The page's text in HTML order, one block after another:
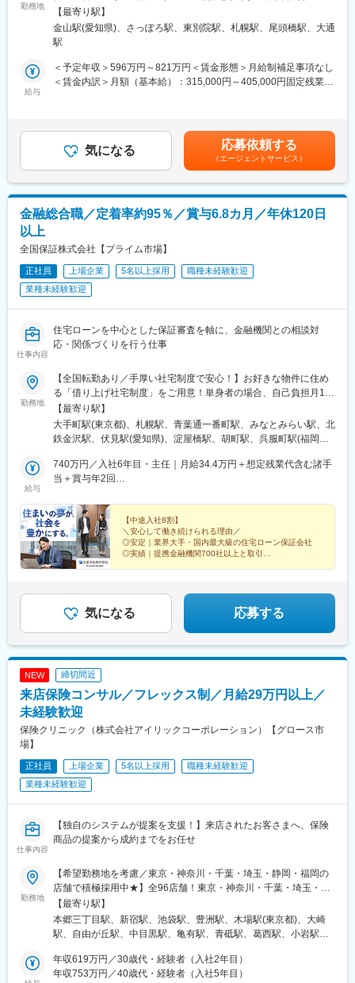
会議所等）の会員である企業経営者が抱える課題やリスクに対し
て、様々な経営支援サービスや保障を提供し、その解決の支援を
行っていただきます。営業管理職候補として、企業福利厚生プラ
ンナー（営業職員）のマネジメント業務を担当します。
■業務内容：
・企業福利厚生プランナー（営業職員）の採用や育成（研修・企
業への同行訪問等）
※面接にてご本人の適性を判断し、別の営業ポジションの選考をご
案内する可能性があります。
■業務の流れ（1日のスケジュール例）：
09:30 法人会会員企業訪問（営業職員提案同行募集）
11:00 提携団体事務局訪問（新入会会員の情報連携）
13:00 新人職員研修（新商品研修の講師）
16:00 新人職員のガイダンス（活動内容確認と訪問前準備指導）
18:00 退社
り、そのため商品に関する知識や税務・財務知識がなくても安心
してご入社いただき、異業種・異業界からの方も活躍しておりま
『プラチナくるみん』に認定や、ホワイト500に9年連続該当をは
じめ、育児休暇の取得はもちろん、抜群の就業環境のため長く勤
務していただける環境です。
変更の範囲：会社の定める業務
勤務地
駅受動喫煙対策：屋内全面禁煙＜勤務地詳細2＞広島支社住所：広
島市中区紙屋町１－２－２７ 大同生命広島ビル４階受動喫煙対
策：屋内全面禁煙＜勤務地詳細3＞北海道支社住所：北海道札幌市
面禁煙変更の範囲：会社の定める事業所
【最寄り駅】
金山駅(愛知県)、さっぽろ駅、東別院駅、札幌駅、尾頭橋駅、大通
駅
給与
＜予定年収＞596万円～821万円＜賃金形態＞月給制補足事項なし
＜賃金内訳＞月額（基本給）：315,000円～405,000円固定残業手
＞※経験・能力・年齢に応じて個別に決定します。■賞与：年2回
賃金はあくまでも目安の金額であり、選考を通じて上下する可能
性があります。月給(月額)は固定手当を含めた表記です。
気になる 応募依頼する
（エージェントサービス）
金融総合職／定着率約95％／賞与6.8カ月／年休120日
以上
全国保証株式会社【プライム市場】
正社員 上場企業 5名以上採用
職種未経験歓迎
業種未経験歓迎
仕事内容
住宅ローンを中心とした保証審査を軸に、金融機関との相談対
応・関係づくりを行う仕事
勤務地
【全国転勤あり／手厚い社宅制度で安心！】お好きな物件に住め
る「借り上げ社宅制度」をご用意！単身者の場合、自己負担月1万
円で居住可能です（諸条件あり）。◎転勤を経験することによっ
て地域ごとのニーズに触れ、対応力とビジネススキルを伸ばせま
す。※初任地は面接時の適性を踏まえ、本社または以下の支店のい
ビル内に喫煙所あり）■本社・本店千代田区大手町二丁目1番1号
大成大手町ビル■札幌支店札幌市北区北7条西4丁目3番地1 新北海
命ビル■横浜支店横浜市西区みなとみらい二丁目3番5号 クイーン
ズタワー■金沢支店金沢市昭和町16番1号 ヴィサージュ■名古屋支
店名古屋市中区栄二丁目3番1号 名古屋広小路ビルヂング■大阪支
店大阪市中央区今橋四丁目1番1号 淀屋橋三井ビルディング■広島
支店広島市中区幟町13番15号 新広島ビルディング■福岡支店福岡
【最寄り駅】
大手町駅(東京都)、札幌駅、青葉通一番町駅、みなとみらい駅、北
鉄金沢駅、伏見駅(愛知県)、淀屋橋駅、胡町駅、呉服町駅(福岡
県)、肥後橋駅、八丁堀駅(広島県)、中洲川端駅、三越前駅、北１
２条駅、大町西公園駅、栄駅(愛知県)、大江橋駅、銀山町駅、祇園
給与
740万円／入社6年目・主任｜月給34.4万円＋想定残業代含む諸手
当＋賞与年2回
当＋賞与年2回
【中途入社8割】
＼安心して働き続けられる理由／
◎安定｜業界大手・国内最大級の住宅ローン保証会社
◎実績｜提携金融機関700社以上と取引
気になる 応募する
NEW 締切間近
来店保険コンサル／フレックス制／月給29万円以上／
未経験歓迎
保険クリニック（株式会社アイリックコーポレーション）【グロース市
場】
正社員 上場企業 5名以上採用
職種未経験歓迎
業種未経験歓迎
仕事内容
【独自のシステムが提案を支援！】来店されたお客さまへ、保険
商品の提案から成約までをお任せ
勤務地
【希望勤務地を考慮／東京・神奈川・千葉・埼玉・静岡・福岡の
店舗で積極採用中★】全96店舗！東京・神奈川・千葉・埼玉・兵
庫・大阪・静岡・愛知・石川・福岡・北海道の『保険クリニッ
ク』直営店で勤務※転居を伴う異動の際は、必ず事前にご相談しま
す。※一部店舗にてマイカー通勤可能！／ガソリン代支給もありま
【最寄り駅】
本郷三丁目駅、新宿駅、池袋駅、豊洲駅、木場駅(東京都)、大崎
駅、自由が丘駅、中目黒駅、亀有駅、青砥駅、葛西駅、小岩駅、
阿佐ケ谷駅、京急蒲田駅、石神井公園駅、大泉学園駅、三鷹駅、
立川駅、府中駅(東京都)、柴崎駅、仙川駅、ひばりケ丘駅(東京
年収619万円／30歳代・経験者（入社2年目）
年収753万円／40歳代・経験者（入社5年目）